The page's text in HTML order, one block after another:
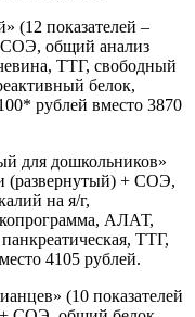
(12 показателей –
СОЭ, общий анализ
ТТГ, свободный
белок,
рублей вместо 3870
для дошкольников»
(развернутый) + СОЭ,
на я/г,
копрограмма, АЛАТ,
ТТГ,
4105 рублей.
(10 показателей